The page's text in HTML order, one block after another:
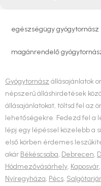
egészségügy gyógytornász
magánrendelő
Gyógytornász állásajánlatok
népszerű álláshirdetések
állásajánlatokat, töltsd fel az
lehetőségekre. Fedezd fel a
lépj egy lépéssel közelebb a
első körben érdemes
akár Békéscsaba, Debrecen,
Hódmezővásárhely, Kaposvár,
Nyíregyháza, Pécs,